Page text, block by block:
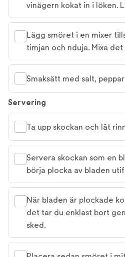
vinägern kokat in i löken.
Lägg smöret i en mixer
timjan och nduja. Mixa det
Smaksätt med salt,
Servering
Ta upp skockan och låt
Servera skockan som en
börja plocka av bladen
När bladen är plockade
det tar du enklast bort
sked.